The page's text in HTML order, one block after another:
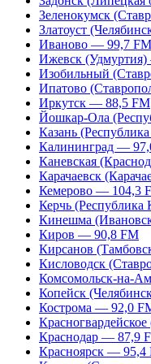
Зеленокумск
Златоуст
Иваново — 99,7 FM
Ижевск
Изобильный
Ипатово
Иркутск — 88,5 FM
Йошкар-Ола
Казань
Калининград —
Каневская
Карачаевск
Кемерово — 104,3
Керчь
Кинешма
Киров — 90,8 FM
Кирсанов
Кисловодск
Комсомольск-на-
Копейск
Кострома — 92,0
Краснодар — 87,9
Красноярск — 95,4